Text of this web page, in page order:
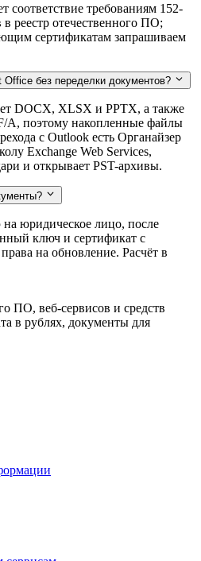
соответствие требованиям 152-
реестр отечественного ПО;
сертификатам запрашиваем
без переделки документов?
DOCX, XLSX и PPTX, а также
A, поэтому накопленные файлы
с Outlook есть Органайзер
Exchange Web Services,
и открывает PST-архивы.
юридическое лицо, после
ключ и сертификат с
на обновление. Расчёт в
ПО, веб-сервисов и средств
в рублях, документы для